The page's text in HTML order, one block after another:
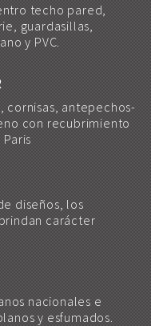
techo pared,
guardasillas,
y PVC.
cornisas, antepechos-
con recubrimiento
diseños, los
carácter
nacionales e
y esfumados.